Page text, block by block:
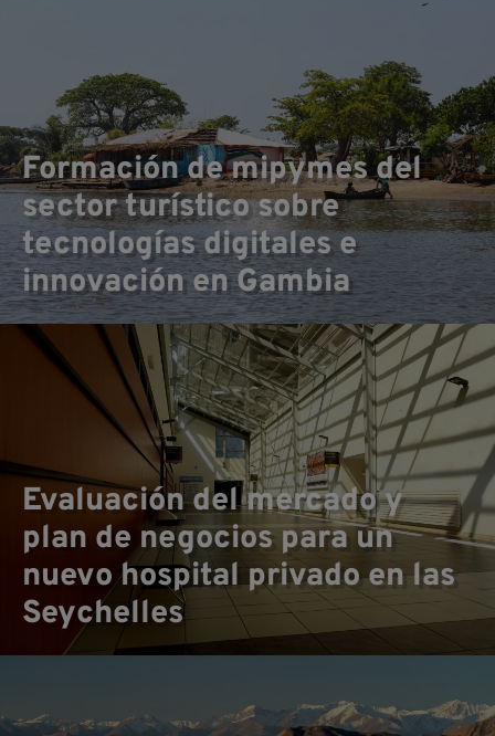
Formación de mipymes del
sector turístico sobre
tecnologías digitales e
innovación en Gambia
Evaluación del mercado y
plan de negocios para un
nuevo hospital privado en las
Seychelles